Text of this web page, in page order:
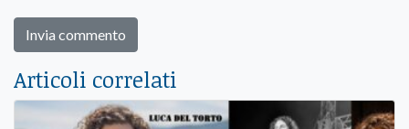
Articoli correlati